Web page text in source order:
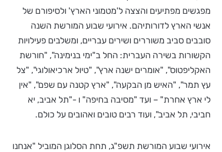
מפגשים מפתיעים והצצה ל'מטמוני הארץ' ולסיפורם של
אנשי הארץ לדורותיהם. אירועי שבוע המורשת השנה
סובבים סביב משוררים ושירים עבריים, ומשלבים פעילויות
הקשורות בשירה העברית: החל ב"ימי בנימינה", "חורשת
האקליפטוס", "אומרים ישנה ארץ", "טיול ארכיאולוגי", "צל
עץ תמר", "האיש מן הבקעה", "ארץ קטנה עם שפם", "אין
לי ארץ אחרת" – ועד "מסיבה בחיפה" ו -"תל אביב, יא
חביבי, תל אביב", ועוד רבים טובים ואהובים על כולם.
אירועי שבוע המורשת תשפ"ג, תחת הסלוגן המוביל "אנחנו